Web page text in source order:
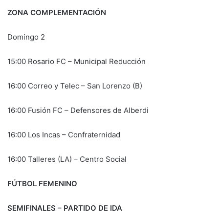
ZONA COMPLEMENTACIÓN
Domingo 2
15:00 Rosario FC – Municipal Reducción
16:00 Correo y Telec – San Lorenzo (B)
16:00 Fusión FC – Defensores de Alberdi
16:00 Los Incas – Confraternidad
16:00 Talleres (LA) – Centro Social
FÚTBOL FEMENINO
SEMIFINALES – PARTIDO DE IDA